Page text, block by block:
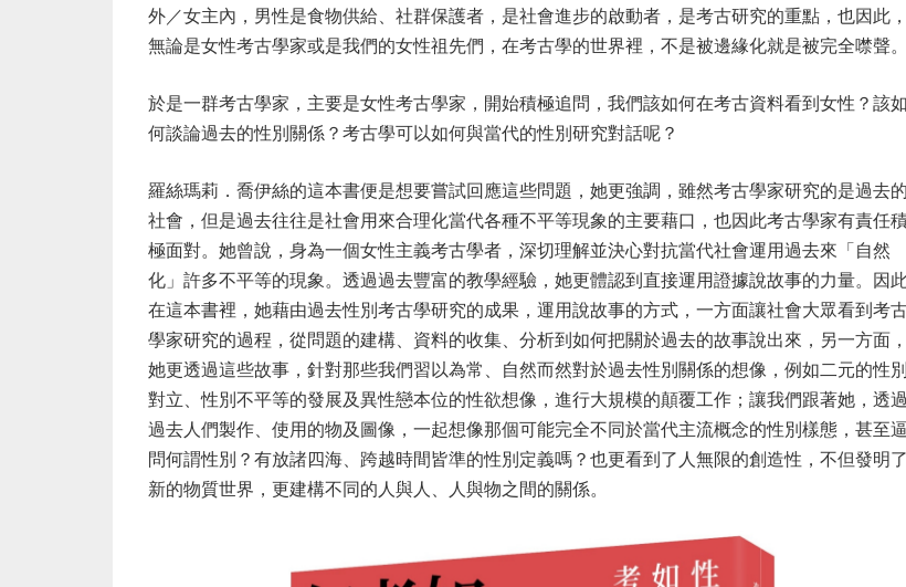
外／女主內，男性是食物供給、社群保護者，是社會進步的啟動者，是考古研究的重點，也因此，
無論是女性考古學家或是我們的女性祖先們，在考古學的世界裡，不是被邊緣化就是被完全噤聲。
於是一群考古學家，主要是女性考古學家，開始積極追問，我們該如何在考古資料看到女性？該如
何談論過去的性別關係？考古學可以如何與當代的性別研究對話呢？
羅絲瑪莉．喬伊絲的這本書便是想要嘗試回應這些問題，她更強調，雖然考古學家研究的是過去的
社會，但是過去往往是社會用來合理化當代各種不平等現象的主要藉口，也因此考古學家有責任
極面對。她曾說，身為一個女性主義考古學者，深切理解並決心對抗當代社會運用過去來「自然
化」許多不平等的現象。透過過去豐富的教學經驗，她更體認到直接運用證據說故事的力量。因
在這本書裡，她藉由過去性別考古學研究的成果，運用說故事的方式，一方面讓社會大眾看到考
學家研究的過程，從問題的建構、資料的收集、分析到如何把關於過去的故事說出來，另一方面，
她更透過這些故事，針對那些我們習以為常、自然而然對於過去性別關係的想像，例如二元的性別
對立、性別不平等的發展及異性戀本位的性欲想像，進行大規模的顛覆工作；讓我們跟著她，透過
過去人們製作、使用的物及圖像，一起想像那個可能完全不同於當代主流概念的性別樣態，甚至逼
問何謂性別？有放諸四海、跨越時間皆準的性別定義嗎？也更看到了人無限的創造性，不但發明了
新的物質世界，更建構不同的人與人、人與物之間的關係。